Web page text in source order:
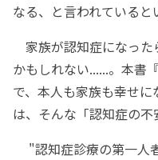
なる、と言われていると
家族が認知症になった
かもしれない......。本
で、本人も家族も幸せに
は、そんな「認知症の不
"認知症診療の第一人